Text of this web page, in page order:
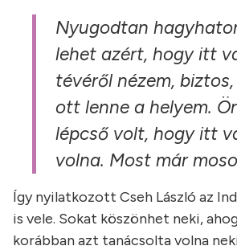
Nyugodtan
lehet azért, hogy itt
tévéről nézem,
ott lenne a helyem.
lépcső volt, hogy itt
volna. Most már
Így nyilatkozott Cseh László az
is vele. Sokat köszönhet neki,
korábban azt tanácsolta volna